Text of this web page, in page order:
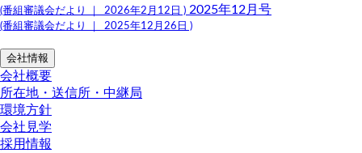
(番組審議会だより ｜ 2026年2月12日 ) 2025年12月号
(番組審議会だより ｜ 2025年12月26日 )
会社情報
会社概要
所在地・送信所・中継局
環境方針
会社見学
採用情報